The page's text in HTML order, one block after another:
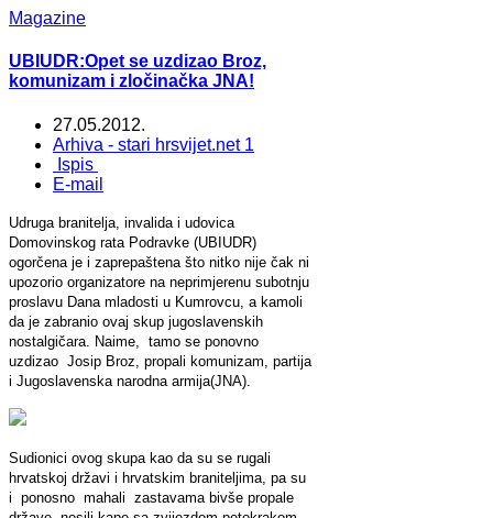
Magazine
UBIUDR:Opet se uzdizao Broz,
komunizam i zločinačka JNA!
27.05.2012.
Arhiva - stari hrsvijet.net 1
Ispis
E-mail
Udruga branitelja, invalida i udovica
Domovinskog rata Podravke (UBIUDR)
ogorčena je i zaprepaštena što nitko nije čak ni
upozorio organizatore na neprimjerenu subotnju
proslavu Dana mladosti u Kumrovcu, a kamoli
da je zabranio ovaj skup jugoslavenskih
nostalgičara. Naime, tamo se ponovno
uzdizao Josip Broz, propali komunizam, partija
i Jugoslavenska narodna armija(JNA).
Sudionici ovog skupa kao da su se rugali
hrvatskoj državi i hrvatskim braniteljima, pa su
i ponosno mahali zastavama bivše propale